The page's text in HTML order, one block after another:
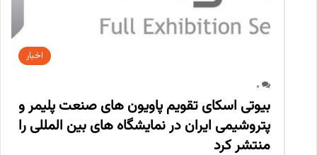
اخبار
0
بیوتی اسکای تقویم پاویون های صنعت پلیمر و
پتروشیمی ایران در نمایشگاه های بین المللی را
منتشر کرد